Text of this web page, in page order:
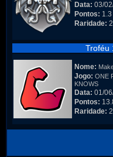
Data: 03/
Pontos: 1.3
Raridade:
Troféu
Nome:
Jogo: ONE
KNOWS
Data: 01/
Pontos:
Raridade: